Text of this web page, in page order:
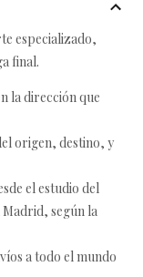
especializado,
final.
la dirección que
origen, destino, y
el estudio del
Madrid, según la
a todo el mundo